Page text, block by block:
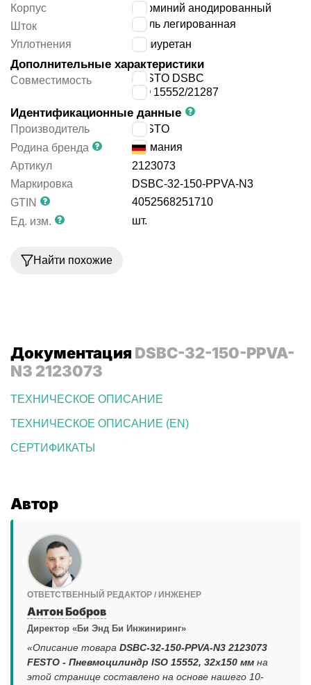
Корпус
алюминий анодированный
Шток
сталь легированная
Уплотнения
полиуретан
Дополнительные характеристики
Совместимость
FESTO DSBC
ISO 15552/21287
Идентификационные данные
Производитель
FESTO
Родина бренда
Германия
Артикул
2123073
Маркировка
DSBC-32-150-PPVA-N3
GTIN
4052568251710
Ед. изм.
шт.
Найти похожие
Документация DSBC-32-150-PPVA-
N3 2123073
ТЕХНИЧЕСКОЕ ОПИСАНИЕ
ТЕХНИЧЕСКОЕ ОПИСАНИЕ (EN)
СЕРТИФИКАТЫ
Автор
ОТВЕТСТВЕННЫЙ РЕДАКТОР / ИНЖЕНЕР
Антон Бобров
Директор «Би Энд Би Инжиниринг»
«Описание товара DSBC-32-150-PPVA-N3 2123073
FESTO - Пневмоцилиндр ISO 15552, 32x150 мм на
этой странице составлено на основе нашего 10-